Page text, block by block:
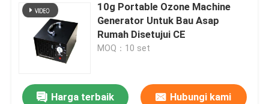
10g Portable Ozone Machine
Generator Untuk Bau Asap
Rumah Disetujui CE
MOQ：10 set
Harga terbaik Hubungi kami